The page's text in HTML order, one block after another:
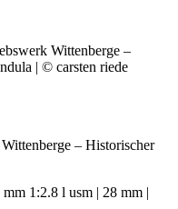
– Historischer
1:2.8 l usm | 28 mm |